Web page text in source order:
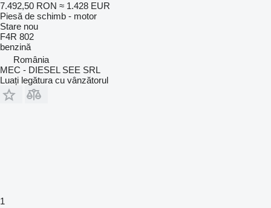
7.492,50 RON ≈ 1.428 EUR
Piesă de schimb - motor
Stare nou
F4R 802
benzină
România
MEC - DIESEL SEE SRL
Luați legătura cu vânzătorul
1